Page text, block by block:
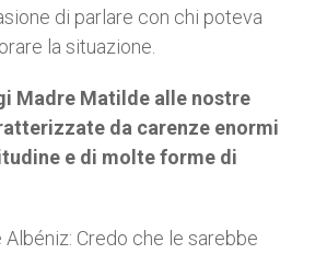
di parlare con chi poteva
la situazione.
Madre Matilde alle nostre
da carenze enormi
e di molte forme di
Albéniz: Credo che le sarebbe